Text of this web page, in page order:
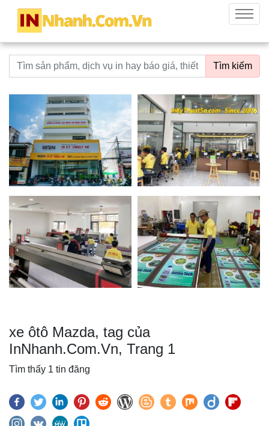
innhanh.com.vn
Menu
Từ khoá tìm kiếm Tìm kiếm
xe ôtô Mazda, tag của
InNhanh.Com.Vn, Trang 1
Tìm thấy 1 tin đăng